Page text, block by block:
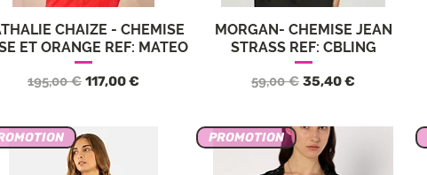
Aperçu rapide
CHAIZE - CHEMISE
ET ORANGE REF: MATEO
Prix original
195,00 € Prix promotionnel
117,00 €
Aperçu rapide
MORGAN- CHEMISE JEAN
STRASS REF: CBLING
Prix original
59,00 € Prix promotionnel
35,40 €
PROMOTION